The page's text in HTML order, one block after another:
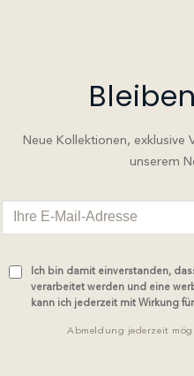
Neue Kollektionen, exklusive
unserem
Ich bin damit einverstanden,
verarbeitet werden und eine
kann ich jederzeit mit Wirkung
Abmeldung jederzeit